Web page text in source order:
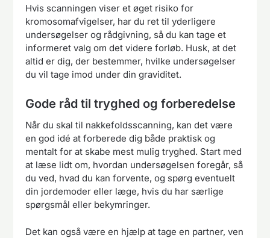
Hvis scanningen viser et øget risiko for
kromosomafvigelser, har du ret til yderligere
undersøgelser og rådgivning, så du kan tage et
informeret valg om det videre forløb. Husk, at det
altid er dig, der bestemmer, hvilke undersøgelser
du vil tage imod under din graviditet.
Gode råd til tryghed og forberedelse
Når du skal til nakkefoldsscanning, kan det være
en god idé at forberede dig både praktisk og
mentalt for at skabe mest mulig tryghed. Start med
at læse lidt om, hvordan undersøgelsen foregår, så
du ved, hvad du kan forvente, og spørg eventuelt
din jordemoder eller læge, hvis du har særlige
spørgsmål eller bekymringer.
Det kan også være en hjælp at tage en partner, ven